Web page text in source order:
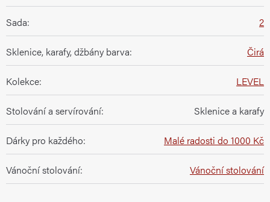
Sada: 2
Sklenice, karafy, džbány barva: Čirá
Kolekce: LEVEL
Stolování a servírování: Sklenice a karafy
Dárky pro každého: Malé radosti do 1000 Kč
Vánoční stolování: Vánoční stolování